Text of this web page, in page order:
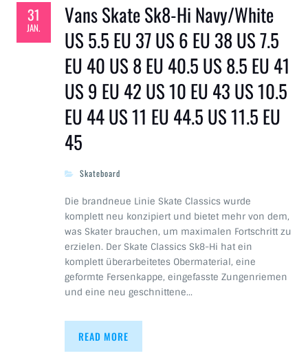
31
JAN.
Vans Skate Sk8-Hi Navy/White
US 5.5 EU 37 US 6 EU 38 US 7.5
EU 40 US 8 EU 40.5 US 8.5 EU 41
US 9 EU 42 US 10 EU 43 US 10.5
EU 44 US 11 EU 44.5 US 11.5 EU
45
Skateboard
Die brandneue Linie Skate Classics wurde
komplett neu konzipiert und bietet mehr von dem,
was Skater brauchen, um maximalen Fortschritt zu
erzielen. Der Skate Classics Sk8-Hi hat ein
komplett überarbeitetes Obermaterial, eine
geformte Fersenkappe, eingefasste Zungenriemen
und eine neu geschnittene…
READ MORE